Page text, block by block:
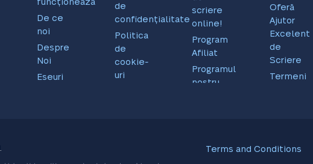
funcționează
De ce
noi
Despre
Noi
Eseuri
de
confidențialitate
Politica
de
cookie-
uri
scriere
online!
Program
Afiliat
Programul
nostru
Oferă
Ajutor
Excelent
de
Scriere
Termeni
Terms and Conditions